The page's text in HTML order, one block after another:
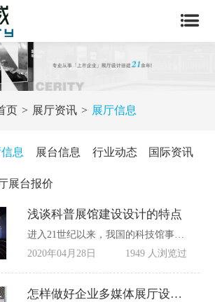
页 展厅资讯 展厅信息
息 展台信息 行业动态 国际资讯
展台报价
浅谈科普展馆建设设计的特点
2020年04月28日
1949 人浏览过
怎样做好企业多媒体展厅设计?